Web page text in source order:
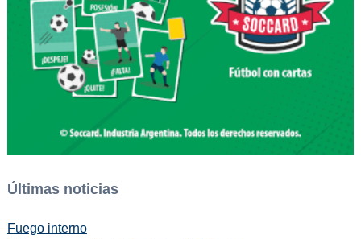
Últimas noticias
Fuego interno